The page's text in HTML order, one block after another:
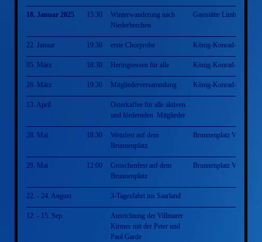
18. Januar 2025 15:30
Winterwanderung nach
Niederbrechen
Gaststätte Limburg
22. Januar 19:30 erste Chorprobe König-Konrad-Halle
05. März 18:30 Heringsessen für alle König-Konrad-Halle
26. März 19:30 Mitgliederversammlung König-Konrad-Halle
13. April
Osterkaffee für alle aktiven
und fördernden Mitglieder
28. Mai 18:30
Weinfest auf dem
Brunnenplatz
Brunnenplatz Villmar
29. Mai 12:00
Groschenfest auf dem
Brunnenplatz
Brunnenplatz Villmar
22. - 24. August 3-Tagesfahrt ins Saarland
12. - 15. Sep.
Ausrichtung der Villmarer
Kirmes mit der Peter und
Paul Garde